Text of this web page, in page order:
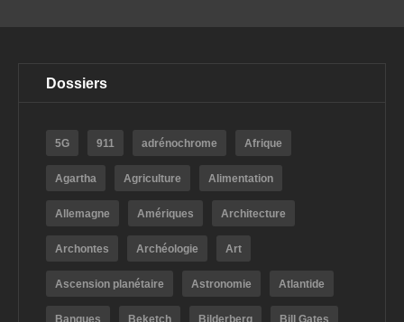
Dossiers
5G 911 adrénochrome Afrique
Agartha Agriculture Alimentation
Allemagne Amériques Architecture
Archontes Archéologie Art
Ascension planétaire Astronomie Atlantide
Banques Beketch Bilderberg Bill Gates